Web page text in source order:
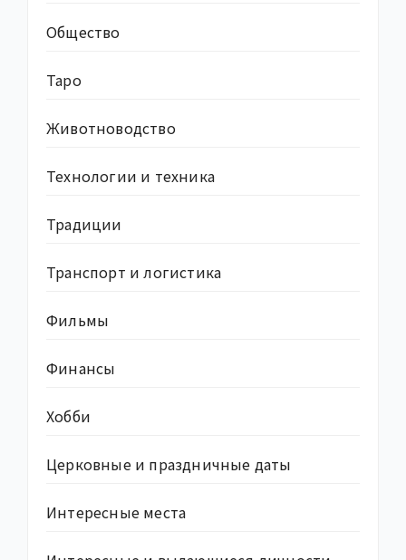
Общество
Таро
Животноводство
Технологии и техника
Традиции
Транспорт и логистика
Фильмы
Финансы
Хобби
Церковные и праздничные даты
Интересные места